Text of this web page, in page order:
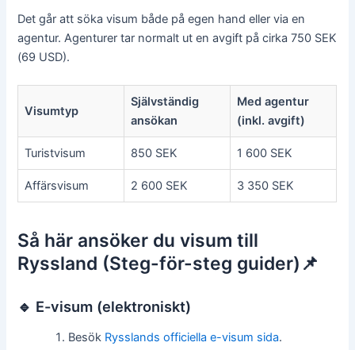
Det går att söka visum både på egen hand eller via en
agentur. Agenturer tar normalt ut en avgift på cirka 750 SEK
(69 USD).
Visumtyp
Självständig
ansökan
Med agentur
(inkl. avgift)
Turistvisum 850 SEK 1 600 SEK
Affärsvisum 2 600 SEK 3 350 SEK
Så här ansöker du visum till
Ryssland (Steg-för-steg guider)📌
🔹 E-visum (elektroniskt)
Besök Rysslands officiella e-visum sida.